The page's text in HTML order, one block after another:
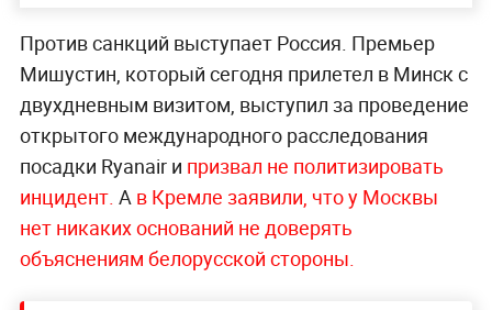
Против санкций выступает Россия. Премьер
Мишустин, который сегодня прилетел в Минск с
двухдневным визитом, выступил за проведение
открытого международного расследования
посадки Ryanair и призвал не политизировать
инцидент. А в Кремле заявили, что у Москвы
нет никаких оснований не доверять
объяснениям белорусской стороны.